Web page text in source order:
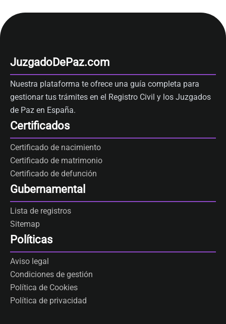
JuzgadoDePaz.com
Nuestra plataforma te ofrece una guía completa para
gestionar tus trámites en el Registro Civil y los Juzgados
de Paz en España.
Certificados
Certificado de nacimiento
Certificado de matrimonio
Certificado de defunción
Gubernamental
Lista de registros
Sitemap
Políticas
Aviso legal
Condiciones de gestión
Política de Cookies
Política de privacidad